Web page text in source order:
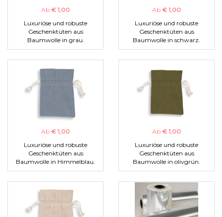
Ab € 1,00
Luxuriöse und robuste
Geschenktüten aus
Baumwolle in grau.
Ab € 1,00
Luxuriöse und robuste
Geschenktüten aus
Baumwolle in schwarz.
Ab € 1,00
Luxuriöse und robuste
Geschenktüten aus
Baumwolle in Himmelblau.
Ab € 1,00
Luxuriöse und robuste
Geschenktüten aus
Baumwolle in olivgrün.